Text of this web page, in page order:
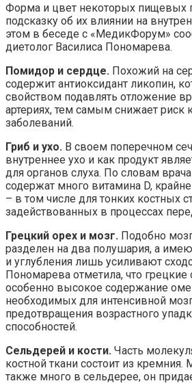
Форма и цвет некоторых пищевых
подсказку об их влиянии на
этом в беседе с «МедикФорум»
диетолог Василиса Пономарева.
Помидор и сердце. Похожий на
содержит антиоксидант ликопин,
свойством подавлять отложение
артериях, тем самым снижает риск
заболеваний.
Гриб и ухо. В своем поперечном
внутреннее ухо и как продукт
для органов слуха. По словам
содержат много витамина D,
– в том числе для тонких костных
задействованных в процессах
Грецкий орех и мозг. Подобно
разделен на два полушария, а
и углубления лишь усиливают
Пономарева отметила, что
особенно высокое содержание
необходимых для интенсивной
предотвращения возрастного
способностей.
Сельдерей и кости. Часть
костной ткани состоит из
также много в сельдерее, он